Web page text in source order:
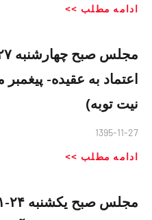
ادامه مطلب >>
اعتماد به عقیده-
نیت توبه)
1395-11-27
ادامه مطلب >>